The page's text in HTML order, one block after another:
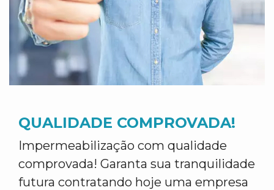
QUALIDADE COMPROVADA!
Impermeabilização com qualidade
comprovada! Garanta sua tranquilidade
futura contratando hoje uma empresa